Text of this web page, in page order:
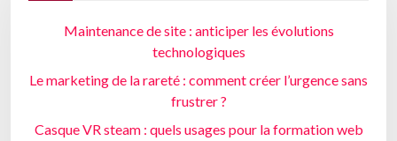
Maintenance de site : anticiper les évolutions
technologiques
Le marketing de la rareté : comment créer l’urgence sans
frustrer ?
Casque VR steam : quels usages pour la formation web